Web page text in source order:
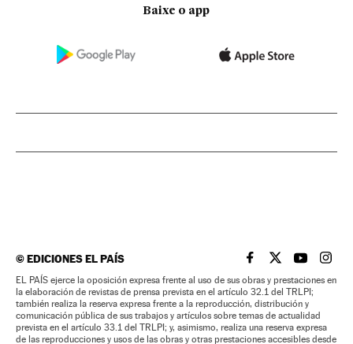
Baixe o app
©EDICIONES EL PAÍS EL PAÍS BRASIL EN
EL PAÍSEL PAÍS
EL
EL PAÍS ejerce la oposición expresa frente al uso de sus obras y prestaciones en
la elaboración de revistas de prensa prevista en el artículo 32.1 del TRLPI;
también realiza la reserva expresa frente a la reproducción, distribución y
comunicación pública de sus trabajos y artículos sobre temas de actualidad
prevista en el artículo 33.1 del TRLPI; y, asimismo, realiza una reserva expresa
de las reproducciones y usos de las obras y otras prestaciones accesibles desde